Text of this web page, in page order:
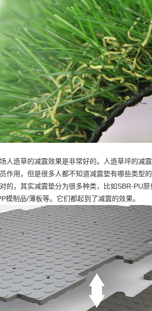
人造草的减震效果是非常好的。人造草坪的减
作用，但是很多人都不知道减震垫有哪些类型
的，其实减震垫分为很多种类，比如SBR-PU
模制品/薄板等。它们都起到了减震的效果。